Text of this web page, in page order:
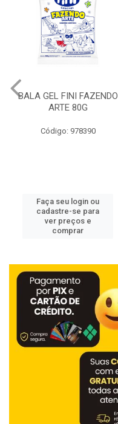
BALA GEL FINI FAZENDO
ARTE 80G
Código: 978390
Faça seu login ou
cadastre-se para
ver preços e
comprar